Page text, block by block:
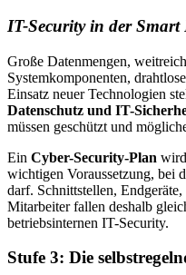
IT-Security in der Smart
Große Datenmengen,
Systemkomponenten,
Einsatz neuer Technologien
Datenschutz und IT-
müssen geschützt und
Ein Cyber-Security-Plan
wichtigen Voraussetzung, bei
darf. Schnittstellen,
Mitarbeiter fallen deshalb
betriebsinternen IT-Security.
Stufe 3: Die